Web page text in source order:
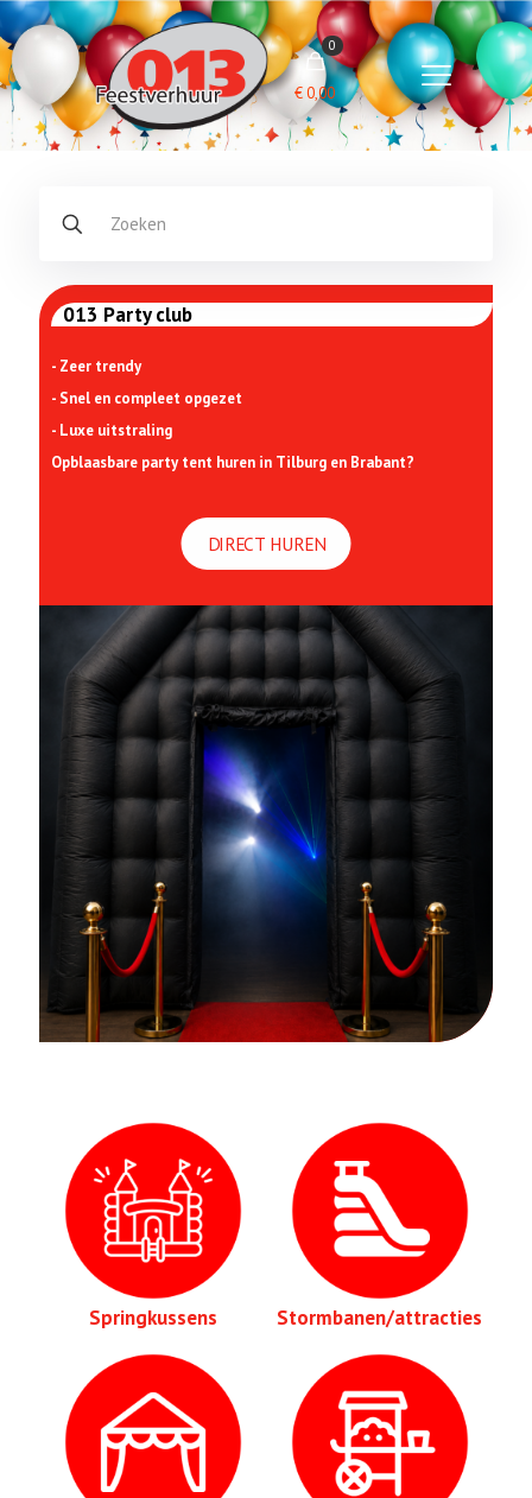
0
€0,00
013 Party club
- Zeer trendy
- Snel en compleet opgezet
- Luxe uitstraling
Opblaasbare party tent huren in Tilburg en Brabant?
DIRECT HUREN
Springkussens Stormbanen/attracties